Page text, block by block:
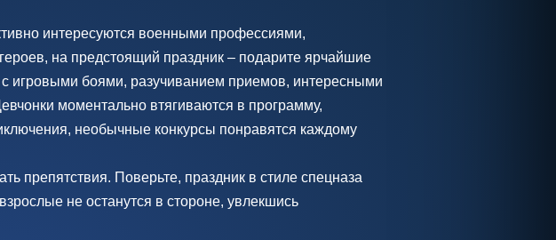
интересуются военными профессиями,
на предстоящий праздник – подарите ярчайшие
игровыми боями, разучиванием приемов, интересными
моментально втягиваются в программу,
необычные конкурсы понравятся каждому
препятствия. Поверьте, праздник в стиле спецназа
не останутся в стороне, увлекшись